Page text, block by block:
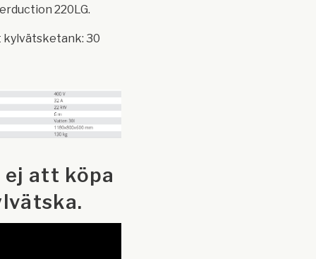
220LG.
kylvätsketank: 30
ej att köpa